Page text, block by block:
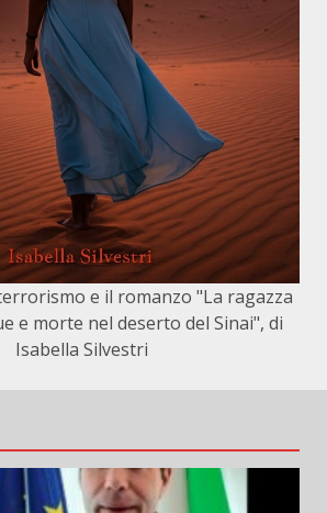
e il romanzo "La ragazza
e morte nel deserto del Sinai", di
Isabella Silvestri